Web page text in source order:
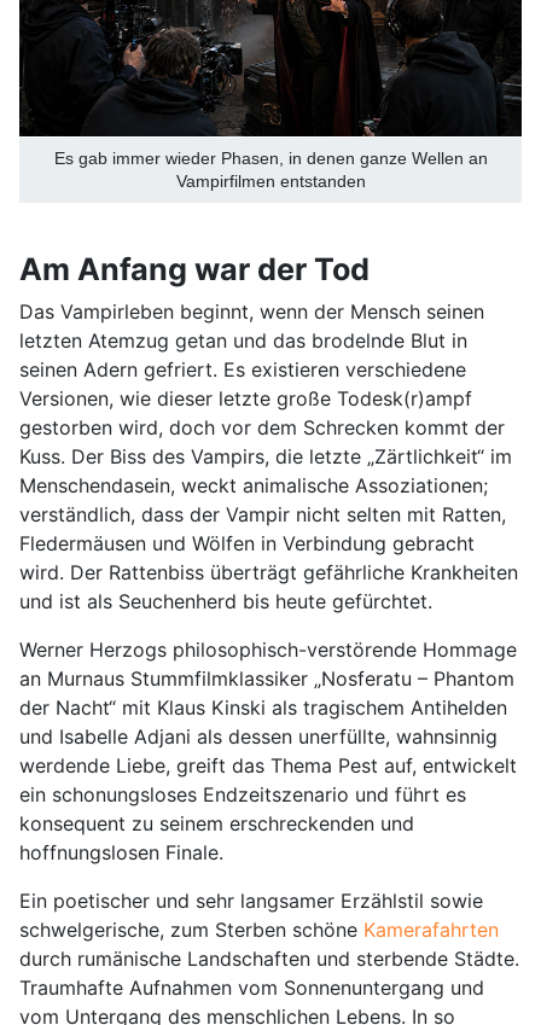
Es gab immer wieder Phasen, in denen ganze Wellen an
Vampirfilmen entstanden
Am Anfang war der Tod
Das Vampirleben beginnt, wenn der Mensch seinen
letzten Atemzug getan und das brodelnde Blut in
seinen Adern gefriert. Es existieren verschiedene
Versionen, wie dieser letzte große Todesk(r)ampf
gestorben wird, doch vor dem Schrecken kommt der
Kuss. Der Biss des Vampirs, die letzte „Zärtlichkeit“ im
Menschendasein, weckt animalische Assoziationen;
verständlich, dass der Vampir nicht selten mit Ratten,
Fledermäusen und Wölfen in Verbindung gebracht
wird. Der Rattenbiss überträgt gefährliche Krankheiten
und ist als Seuchenherd bis heute gefürchtet.
Werner Herzogs philosophisch-verstörende Hommage
an Murnaus Stummfilmklassiker „Nosferatu – Phantom
der Nacht“ mit Klaus Kinski als tragischem Antihelden
und Isabelle Adjani als dessen unerfüllte, wahnsinnig
werdende Liebe, greift das Thema Pest auf, entwickelt
ein schonungsloses Endzeitszenario und führt es
konsequent zu seinem erschreckenden und
hoffnungslosen Finale.
Ein poetischer und sehr langsamer Erzählstil sowie
schwelgerische, zum Sterben schöne Kamerafahrten
durch rumänische Landschaften und sterbende Städte.
Traumhafte Aufnahmen vom Sonnenuntergang und
vom Untergang des menschlichen Lebens. In so